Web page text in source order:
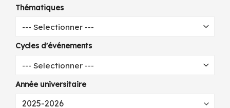
Thématiques
--- Selectionner ---
Cycles d'événements
--- Selectionner ---
Année universitaire